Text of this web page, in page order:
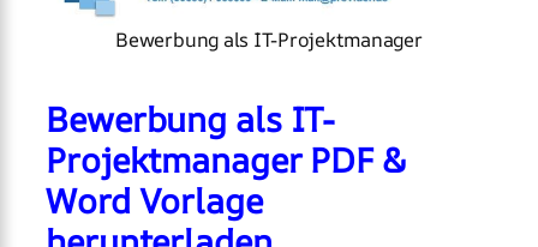
Bewerbung als IT-Projektmanager
Bewerbung als IT-
Projektmanager PDF &
Word Vorlage